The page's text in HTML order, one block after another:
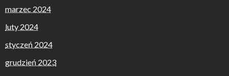
marzec 2024
luty 2024
styczeń 2024
grudzień 2023